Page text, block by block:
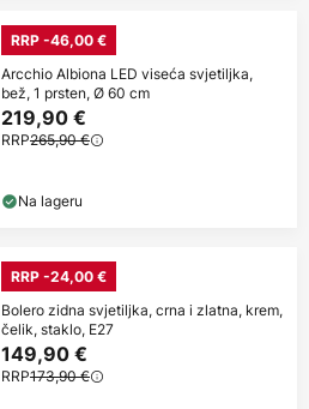
RRP -46,00 €
Arcchio Albiona LED viseća svjetiljka,
bež, 1 prsten, Ø 60 cm
219,90 €
RRP265,90 €
Na lageru
RRP -24,00 €
Bolero zidna svjetiljka, crna i zlatna, krem,
čelik, staklo, E27
149,90 €
RRP173,90 €